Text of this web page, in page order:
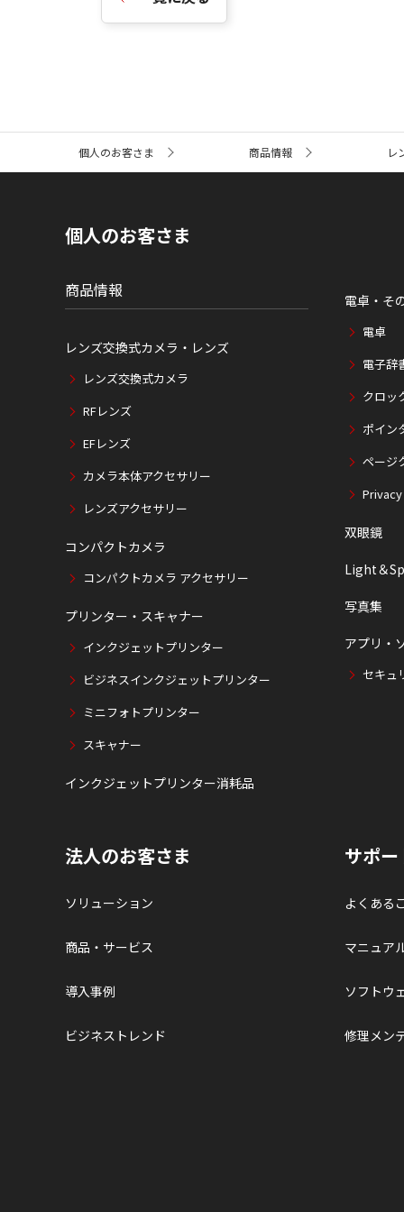
ト
個人のお客さま 商品情報 レ
個人のお客さま
商品情報
レンズ交換式カメラ・レンズ
レンズ交換式カメラ
RFレンズ
EFレンズ
カメラ本体アクセサリー
レンズアクセサリー
コンパクトカメラ
コンパクトカメラ アクセサリー
プリンター・スキャナー
インクジェットプリンター
ビジネスインクジェットプリンター
ミニフォトプリンター
スキャナー
インクジェットプリンター消耗品
電卓・そ
電卓
電子辞
クロッ
ポイン
ページ
Privacy
双眼鏡
Light＆
写真集
アプリ・
セキュ
法人のお客さま
ソリューション
商品・サービス
導入事例
ビジネストレンド
サポー
よくある
マニュア
ソフトウ
修理メン